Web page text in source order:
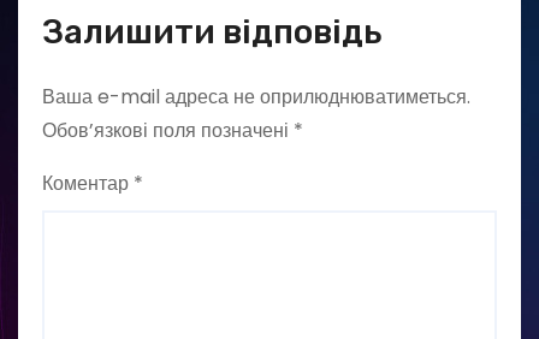
Залишити відповідь
Ваша e-mail адреса не оприлюднюватиметься.
Обов’язкові поля позначені *
Коментар *